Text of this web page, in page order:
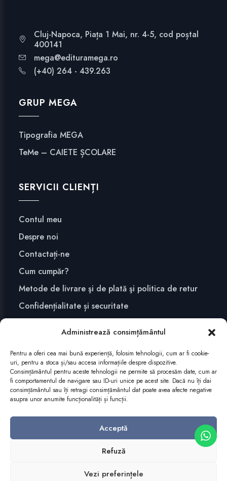
Administrează consimțământul
Pentru a oferi cea mai bună experiență, folosim tehnologii, cum ar fi cookie-
uri, pentru a stoca și/sau accesa informațiile despre dispozitive.
Consimțământul pentru aceste tehnologii ne permite să procesăm date, cum ar
fi comportamentul de navigare sau ID-uri unice pe acest site. Dacă nu îți dai
consimțământul sau îți retragi consimțământul dat poate avea afecte negative
asupra unor anumite funcționalități și funcții.
Acceptă
Refuză
Vezi preferințele
Cluj-Napoca, Piața 1 Mai, nr. 4-5, cod poștal
400141
mega@edituramega.ro
(+40) 264 - 439.263
GRUP MEGA
Tipografia MEGA
TeMe – CAIETE ȘCOLARE
SERVICII CLIENȚI
Contul meu
Despre noi
Contactați-ne
Cum cumpăr?
Metode de livrare şi de plată şi politica de retur
Confidențialitate și securitate
Copyright 2025 Editura Mega